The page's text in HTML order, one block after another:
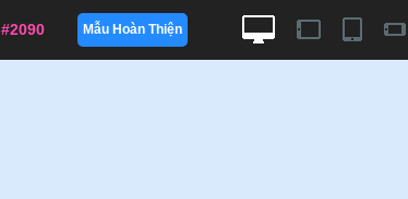
#2090 Mẫu Hoàn Thiện